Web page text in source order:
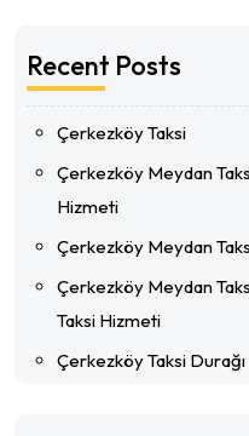
Recent Posts
Çerkezköy Taksi
Çerkezköy Meydan
Hizmeti
Çerkezköy Meydan
Çerkezköy Meydan
Taksi Hizmeti
Çerkezköy Taksi Durağı